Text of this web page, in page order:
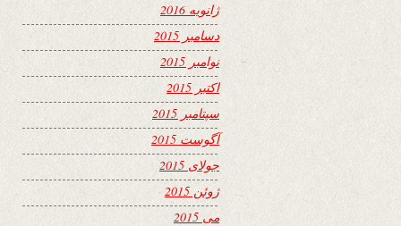
ژانویه 2016
دسامبر 2015
نوامبر 2015
اکتبر 2015
سپتامبر 2015
آگوست 2015
جولای 2015
ژوئن 2015
می 2015